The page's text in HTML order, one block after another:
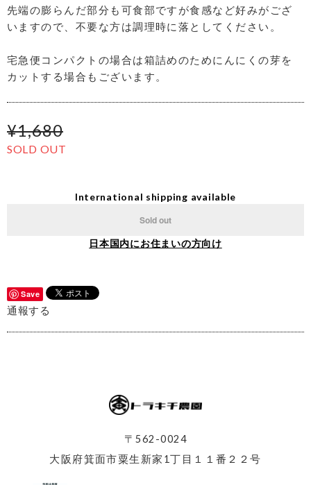
先端の膨らんだ部分も可食部ですが食感など好みがござ
いますので、不要な方は調理時に落としてください。
宅急便コンパクトの場合は箱詰めのためにんにくの芽を
カットする場合もございます。
¥1,680
SOLD OUT
International shipping available
Sold out
日本国内にお住まいの方向け
Save
通報する
〒562-0024
大阪府箕面市粟生新家1丁目１１番２２号